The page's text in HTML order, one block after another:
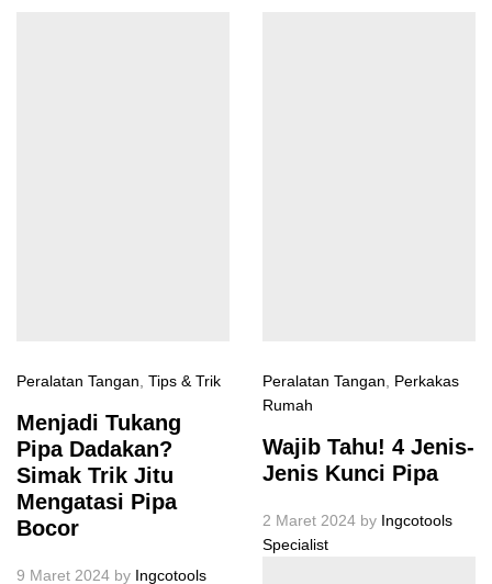
Peralatan Tangan, Tips & Trik
Menjadi Tukang
Pipa Dadakan?
Simak Trik Jitu
Mengatasi Pipa
Bocor
9 Maret 2024 by Ingcotools
Peralatan Tangan, Perkakas
Rumah
Wajib Tahu! 4 Jenis-
Jenis Kunci Pipa
2 Maret 2024 by Ingcotools
Specialist